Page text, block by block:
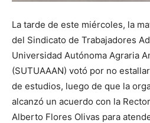
La tarde de este miércoles, la
del Sindicato de Trabajadores
Universidad Autónoma Agraria
(SUTUAAAN) votó por no
de estudios, luego de que la
alcanzó un acuerdo con la
Alberto Flores Olivas para